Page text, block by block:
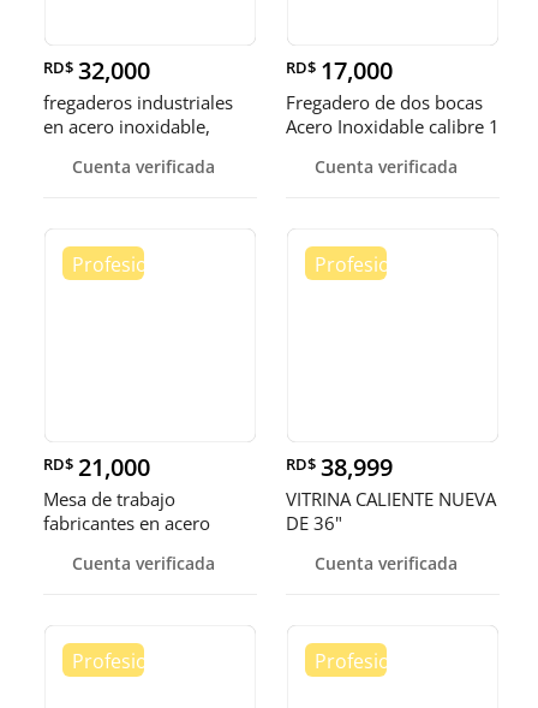
RD$ 32,000
fregaderos industriales
en acero inoxidable,
Cuenta verificada
RD$ 17,000
Fregadero de dos bocas
Acero Inoxidable calibre 1
Cuenta verificada
RD$ 21,000
Mesa de trabajo
fabricantes en acero
Cuenta verificada
RD$ 38,999
VITRINA CALIENTE NUEVA
DE 36"
Cuenta verificada